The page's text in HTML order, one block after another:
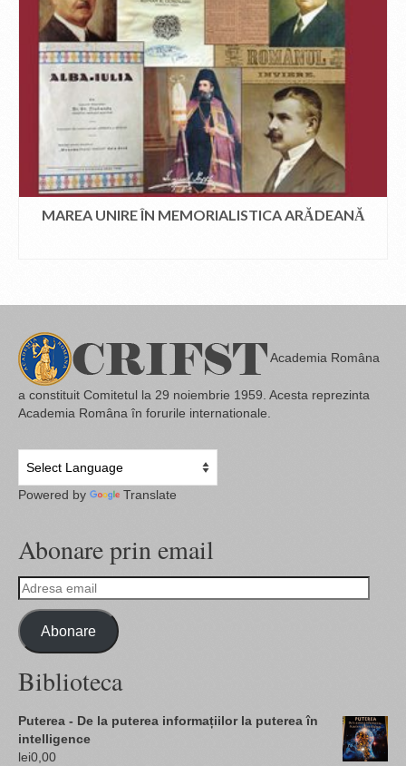
MAREA UNIRE ÎN MEMORIALISTICA ARĂDEANĂ
Academia Româna
a constituit Comitetul la 29 noiembrie 1959. Acesta reprezinta
Academia Româna în forurile internationale.
Powered by Translate
Abonare prin email
Adresa
email
Abonare
Biblioteca
Puterea - De la puterea informațiilor la puterea în
intelligence
lei0,00